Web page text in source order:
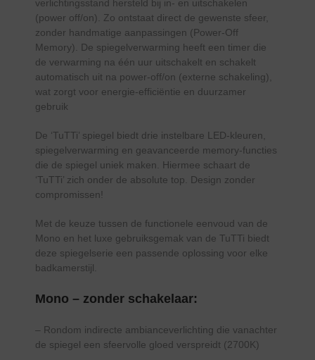
verlichtingsstand hersteld bij in- en uitschakelen
(power off/on). Zo ontstaat direct de gewenste sfeer,
zonder handmatige aanpassingen (Power-Off
Memory). De spiegelverwarming heeft een timer die
de verwarming na één uur uitschakelt en schakelt
automatisch uit na power-off/on (externe schakeling),
wat zorgt voor energie-efficiëntie en duurzamer
gebruik
De ‘TuTTi’ spiegel biedt drie instelbare LED-kleuren,
spiegelverwarming en geavanceerde memory-functies
die de spiegel uniek maken. Hiermee schaart de
‘TuTTi’ zich onder de absolute top. Design zonder
compromissen!
Met de keuze tussen de functionele eenvoud van de
Mono en het luxe gebruiksgemak van de TuTTi biedt
deze spiegelserie een passende oplossing voor elke
badkamerstijl.
Mono – zonder schakelaar:
– Rondom indirecte ambianceverlichting die vanachter
de spiegel een sfeervolle gloed verspreidt (2700K)